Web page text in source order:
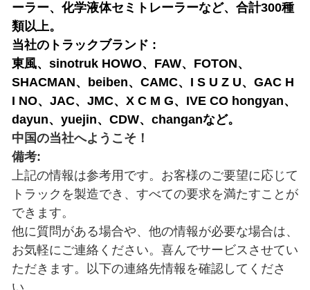
ーラー、化学液体セミトレーラーなど、合計300種
類以上。
当社のトラックブランド :
東風、sinotruk HOWO、FAW、FOTON、
SHACMAN、beiben、CAMC、I S U Z U、GAC H
I NO、JAC、JMC、X C M G、IVE CO hongyan、
dayun、yuejin、CDW、changanなど。
中国の当社へようこそ！
備考:
上記の情報は参考用です。お客様のご要望に応じて
トラックを製造でき、すべての要求を満たすことが
できます。
他に質問がある場合や、他の情報が必要な場合は、
お気軽にご連絡ください。喜んでサービスさせてい
ただきます。以下の連絡先情報を確認してくださ
い。